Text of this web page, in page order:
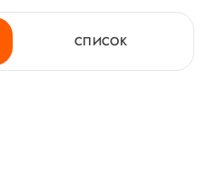
СПИСОК